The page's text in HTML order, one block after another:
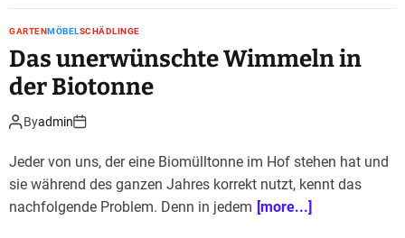
GARTENMÖBELSCHÄDLINGE
Das unerwünschte Wimmeln in
der Biotonne
Byadmin
Jeder von uns, der eine Biomülltonne im Hof stehen hat und
sie während des ganzen Jahres korrekt nutzt, kennt das
nachfolgende Problem. Denn in jedem [more...]